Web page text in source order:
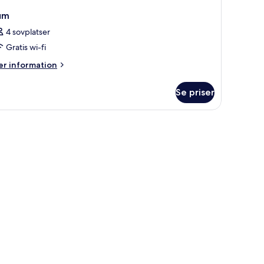
4 sovplatser
Gratis wi-fi
information
Se priser